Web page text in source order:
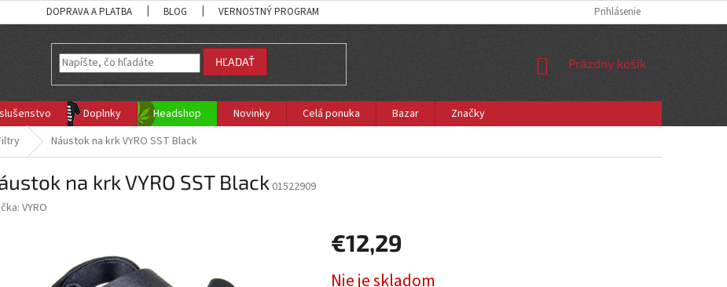
DOPRAVA A PLATBA BLOG VERNOSTNÝ PROGRAM Prihlásenie
HĽADAŤ
NÁKUPNÝ
Prázdny košík
Doplnky Headshop Novinky Celá ponuka Bazar
Značky
Náustok na krk VYRO SST Black
na krk VYRO SST Black 01522909
VYRO
€12,29
cena:
Nie je skladom